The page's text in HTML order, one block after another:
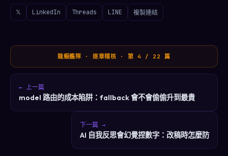
𝕏 LinkedIn Threads LINE 複製連結
龍蝦艦隊 · 逐章稽核 · 第 4 / 22 篇
← 上一篇
model 路由的成本陷阱：fallback 會不會偷偷升到最貴
下一篇 →
AI 自我反思會幻覺捏數字：改稿時怎麼防